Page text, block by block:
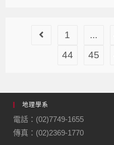
1 ...
44
45
地理學系
電話：(02)7749-1655
傳真：(02)2369-1770